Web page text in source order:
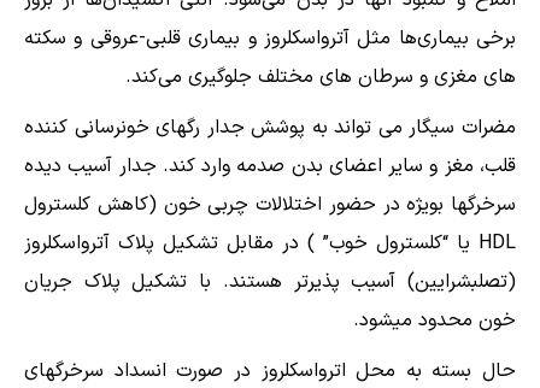
برخی بیماری‌ها مثل آترواسکلروز و بیماری قلبی-عروقی و سکته
های مغزی و سرطان های مختلف جلوگیری می‌کند.
مضرات سیگار می تواند به پوشش جدار رگهای خونرسانی کننده
قلب، مغز و سایر اعضای بدن صدمه وارد کند. جدار آسیب دیده
سرخرگها بویژه در حضور اختلالات چربی خون (کاهش کلسترول
HDL یا “کلسترول خوب” ) در مقابل تشکیل پلاک آترواسکلروز
(تصلبشرایین) آسیب پذیرتر هستند. با تشکیل پلاک جریان
خون محدود میشود.
حال بسته به محل اترواسکلروز در صورت انسداد سرخرگهای